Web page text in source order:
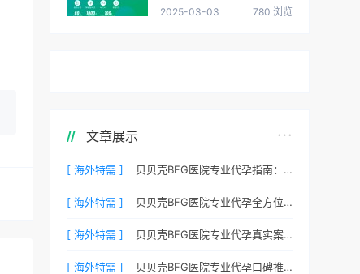
2025-03-03 780 浏览
文章展示
[ 海外特需 ] 贝贝壳BFG医院专业代孕指南：如何提高代孕试管的成功率？
[ 海外特需 ] 贝贝壳BFG医院专业代孕全方位质控，科学管理生育每一步
[ 海外特需 ] 贝贝壳BFG医院专业代孕真实案例：他们是如何在这里圆梦的
[ 海外特需 ] 贝贝壳BFG医院专业代孕口碑推荐：听听老客户的真实评价